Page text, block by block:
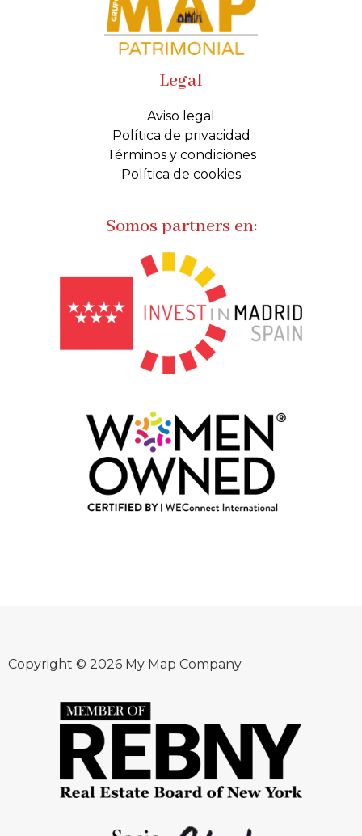
Legal
Aviso legal
Política de privacidad
Términos y condiciones
Política de cookies
Somos partners en:
Copyright © 2026 My Map Company